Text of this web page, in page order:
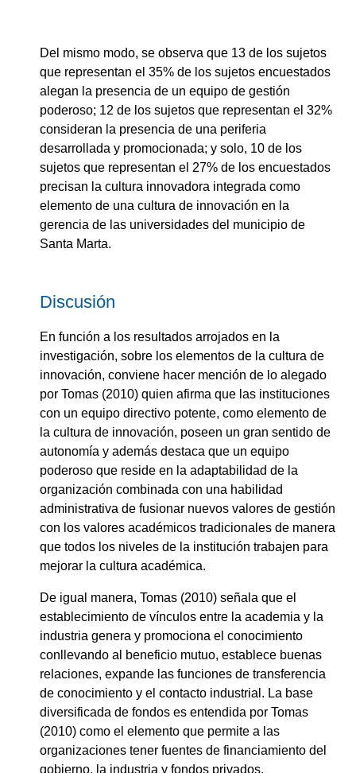
Del mismo modo, se observa que 13 de los sujetos
que representan el 35% de los sujetos encuestados
alegan la presencia de un equipo de gestión
poderoso; 12 de los sujetos que representan el 32%
consideran la presencia de una periferia
desarrollada y promocionada; y solo, 10 de los
sujetos que representan el 27% de los encuestados
precisan la cultura innovadora integrada como
elemento de una cultura de innovación en la
gerencia de las universidades del municipio de
Santa Marta.
Discusión
En función a los resultados arrojados en la
investigación, sobre los elementos de la cultura de
innovación, conviene hacer mención de lo alegado
por Tomas (2010) quien afirma que las instituciones
con un equipo directivo potente, como elemento de
la cultura de innovación, poseen un gran sentido de
autonomía y además destaca que un equipo
poderoso que reside en la adaptabilidad de la
organización combinada con una habilidad
administrativa de fusionar nuevos valores de gestión
con los valores académicos tradicionales de manera
que todos los niveles de la institución trabajen para
mejorar la cultura académica.
De igual manera, Tomas (2010) señala que el
establecimiento de vínculos entre la academia y la
industria genera y promociona el conocimiento
conllevando al beneficio mutuo, establece buenas
relaciones, expande las funciones de transferencia
de conocimiento y el contacto industrial. La base
diversificada de fondos es entendida por Tomas
(2010) como el elemento que permite a las
organizaciones tener fuentes de financiamiento del
gobierno, la industria y fondos privados.